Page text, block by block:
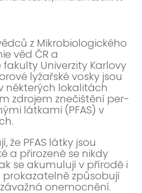
z Mikrobiologického
věd ČR a
Univerzity Karlovy
lyžařské vosky jsou
některých lokalitách
zdrojem znečištění per-
látkami (PFAS) v
že PFAS látky jsou
a přirozeně se nikdy
se akumulují v přírodě i
způsobují
onemocnění.